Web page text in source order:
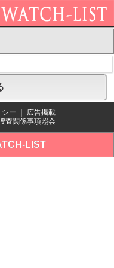
シー
広告掲載
査関係事項照会
LIST